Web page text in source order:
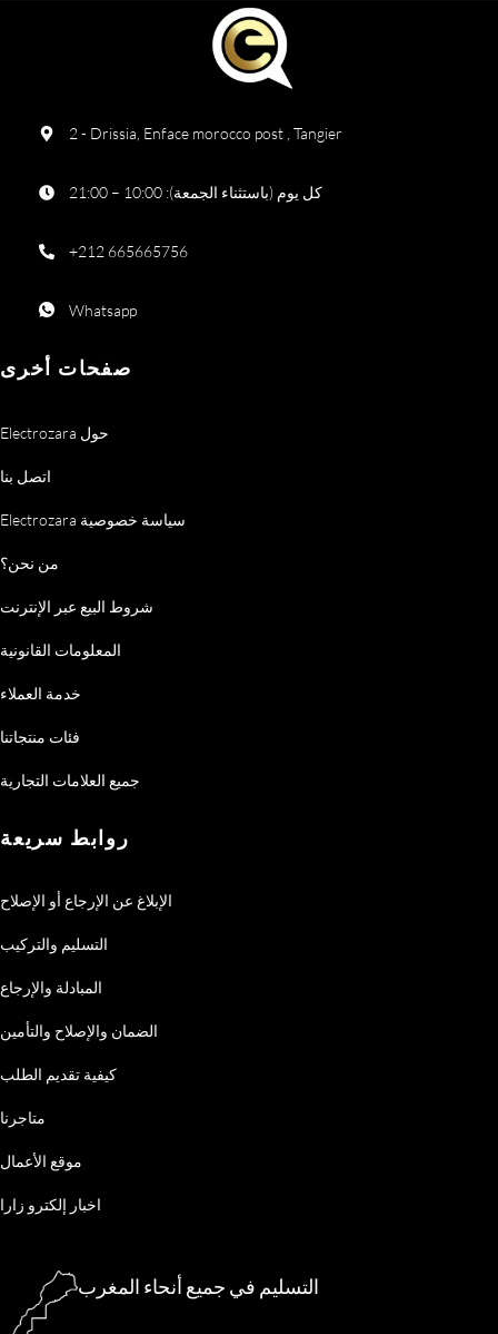
2 - Drissia, Enface morocco post , Tangier
كل يوم (باستثناء الجمعة): 10:00 – 21:00
+212 665665756
Whatsapp
صفحات أخرى
Electrozara حول
اتصل بنا
Electrozara سياسة خصوصية
من نحن؟
شروط البيع عبر الإنترنت
المعلومات القانونية
خدمة العملاء
فئات منتجاتنا
جميع العلامات التجارية
روابط سريعة
الإبلاغ عن الإرجاع أو الإصلاح
التسليم والتركيب
المبادلة والإرجاع
الضمان والإصلاح والتأمين
كيفية تقديم الطلب
متاجرنا
موقع الأعمال
اخبار إلكترو زارا
التسليم في جميع أنحاء المغرب